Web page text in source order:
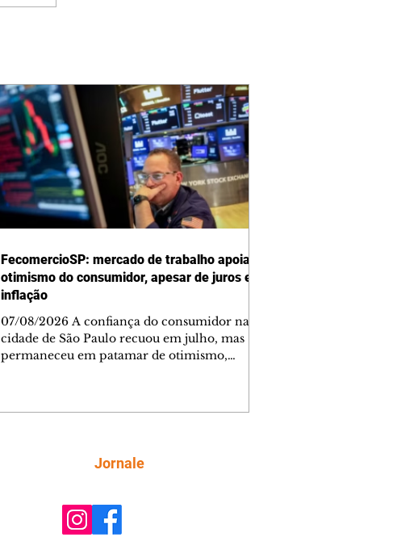
FecomercioSP: mercado de trabalho apoia
otimismo do consumidor, apesar de juros e
inflação
07/08/2026 A confiança do consumidor na
cidade de São Paulo recuou em julho, mas
permaneceu em patamar de otimismo,
mais criteriosa nas decisões de compra,
(FecomercioSP). O Índice de Confiança do
Jornale